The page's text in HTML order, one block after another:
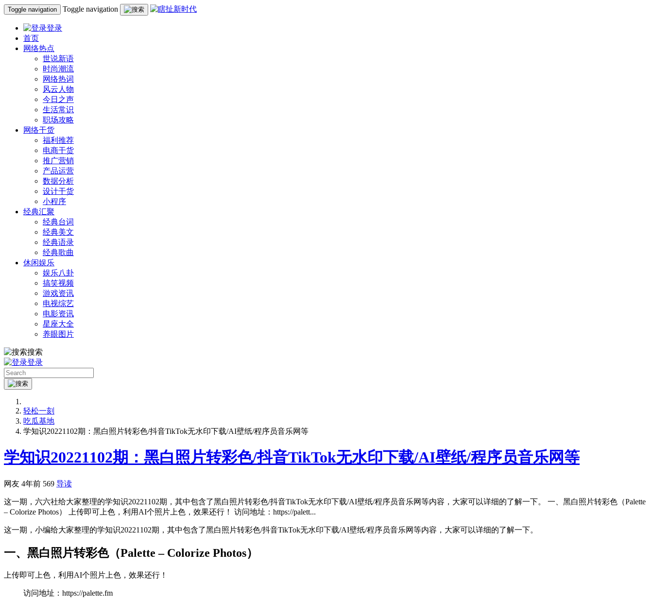
Toggle navigation Toggle navigation
登录
首页
网络热点
世说新语
时尚潮流
网络热词
风云人物
今日之声
生活常识
职场攻略
网络干货
福利推荐
电商干货
推广营销
产品运营
数据分析
设计干货
小程序
经典汇聚
经典台词
经典美文
经典语录
经典歌曲
休闲娱乐
娱乐八卦
搞笑视频
游戏资讯
电视综艺
电影资讯
星座大全
养眼图片
搜索
登录
轻松一刻
吃瓜基地
学知识20221102期：黑白照片转彩色/抖音TikTok无水印下载/AI壁纸/程序员音乐网等
学知识20221102期：黑白照片转彩色/抖音TikTok无水印下载/AI壁纸/程序员音乐网等
网友 4年前 569 导读
这一期，六六社给大家整理的学知识20221102期，其中包含了黑白照片转彩色/抖音TikTok无水印下载/AI壁纸/程序员音乐网等内容，大家可以详细的了解一下。 一、黑白照片转彩色（Palette
– Colorize Photos） 上传即可上色，利用AI个照片上色，效果还行！ 访问地址：https://palett...
这一期，小编给大家整理的学知识20221102期，其中包含了黑白照片转彩色/抖音TikTok无水印下载/AI壁纸/程序员音乐网等内容，大家可以详细的了解一下。
一、黑白照片转彩色（Palette – Colorize Photos）
上传即可上色，利用AI个照片上色，效果还行！
访问地址：https://palette.fm